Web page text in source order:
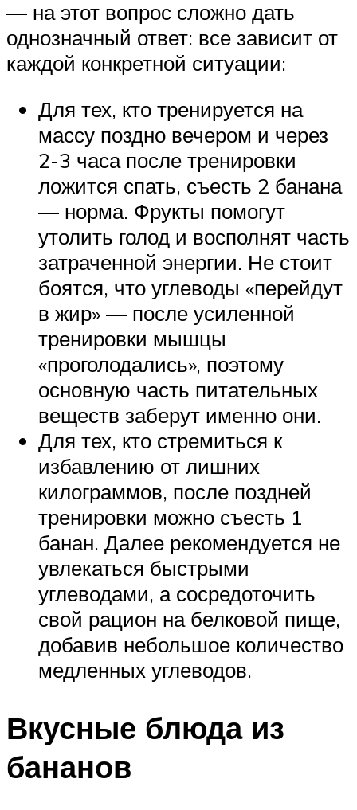
— на этот вопрос сложно дать
однозначный ответ: все зависит от
каждой конкретной ситуации:
Для тех, кто тренируется на
массу поздно вечером и через
2-3 часа после тренировки
ложится спать, съесть 2 банана
— норма. Фрукты помогут
утолить голод и восполнят часть
затраченной энергии. Не стоит
боятся, что углеводы «перейдут
в жир» — после усиленной
тренировки мышцы
«проголодались», поэтому
основную часть питательных
веществ заберут именно они.
Для тех, кто стремиться к
избавлению от лишних
килограммов, после поздней
тренировки можно съесть 1
банан. Далее рекомендуется не
увлекаться быстрыми
углеводами, а сосредоточить
свой рацион на белковой пище,
добавив небольшое количество
медленных углеводов.
Вкусные блюда из
бананов